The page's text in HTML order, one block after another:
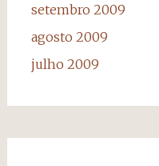
setembro 2009
agosto 2009
julho 2009